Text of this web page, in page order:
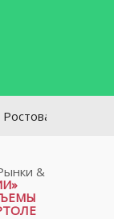
снизилась на
&